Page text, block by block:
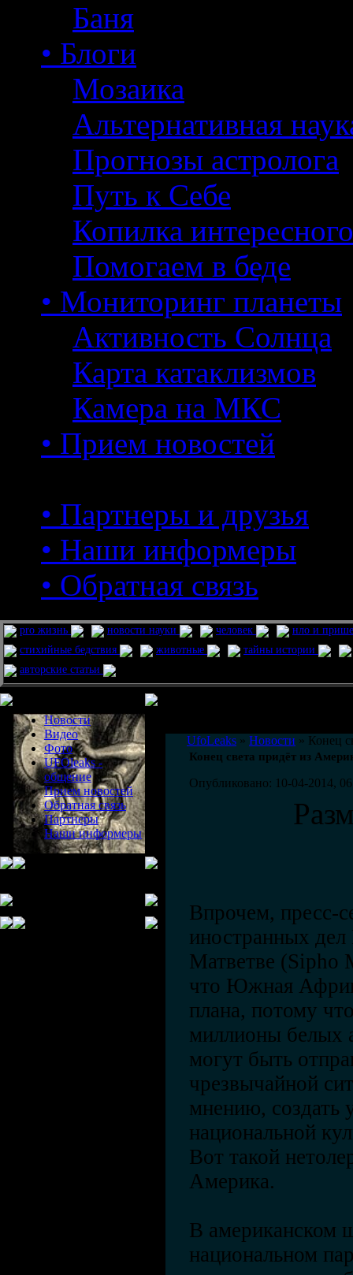
Баня
• Блоги
Мозаика
Альтернативная
Прогнозы астролога
Путь к Себе
Копилка интересного
Помогаем в беде
• Мониторинг планеты
Активность Солнца
Карта катаклизмов
Камера на МКС
• Прием новостей
• Партнеры и друзья
• Наши информеры
• Обратная связь
pro жизнь новости науки человек
нло и
стихийные бедствия
животные
тайны истории
авторские статьи
Новости
Видео
Фото
UFOleaks -
общение
Прием новостей
Обратная связь
Партнеры
Наши информеры
UfoLeaks » Новости » Конец
Конец света придёт из
Опубликовано: 10-04-2014,
Впрочем, пресс-
иностранных
Матветве (Sipho
что Южная
плана, потому
миллионы белых
могут быть
чрезвычайной
мнению, создать
национальной
Вот такой
Америка.
В американском
национальном